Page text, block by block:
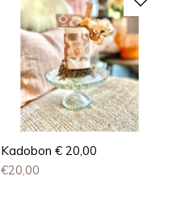
Kadobon € 20,00
€20,00